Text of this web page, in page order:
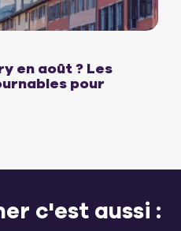
en août ? Les
pour
c'est aussi :